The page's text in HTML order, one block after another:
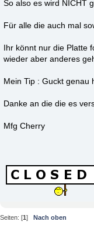
So also es wird NICHT
Für alle die auch mal
Ihr könnt nur die Platte
wieder aber anderes
Mein Tip : Guckt genau
Danke an die die es
Mfg Cherry
Seiten: [1] Nach oben